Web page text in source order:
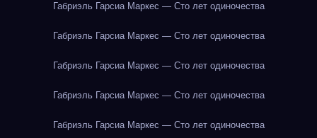
Габриэль Гарсиа Маркес — Сто лет одиночества
Габриэль Гарсиа Маркес — Сто лет одиночества
Габриэль Гарсиа Маркес — Сто лет одиночества
Габриэль Гарсиа Маркес — Сто лет одиночества
Габриэль Гарсиа Маркес — Сто лет одиночества